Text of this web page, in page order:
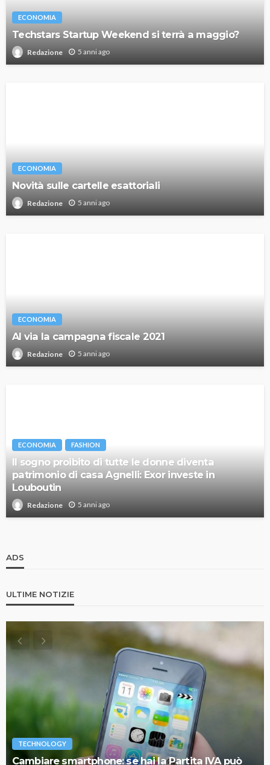
ECONOMIA
Techstars Startup Weekend si terrà a maggio?
Redazione 5 anni ago
ECONOMIA
Novità sulle cartelle esattoriali
Redazione 5 anni ago
ECONOMIA
Al via la campagna fiscale 2021
Redazione 5 anni ago
ECONOMIA FASHION
Il sogno proibito di tutte le donne diventa
patrimonio di casa Agnelli: Exor investe in
Louboutin
Redazione 5 anni ago
ADS
ULTIME NOTIZIE
TECHNOLOGY
Cambiare smartphone: se hai la Partita IVA può